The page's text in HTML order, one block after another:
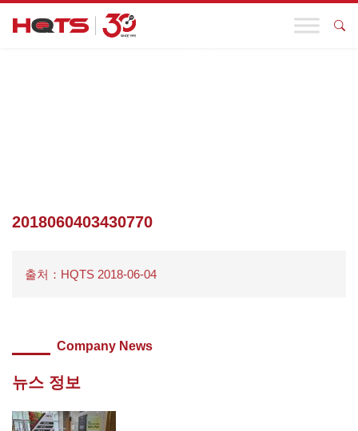
2018060403430770
출처：HQTS 2018-06-04
Company News
뉴스 정보